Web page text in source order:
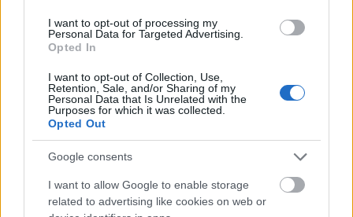
I want to opt-out of processing my
Personal Data for Targeted Advertising.
Opted In
I want to opt-out of Collection, Use,
Retention, Sale, and/or Sharing of my
Personal Data that Is Unrelated with the
Purposes for which it was collected.
Opted Out
Google consents
I want to allow Google to enable storage
related to advertising like cookies on web or
UPDATE1:
kaptunk
Tisztelt Gál Mihály Úr - BKV Figyelő!
A csatoltan elküldött "havi" bérletszelvényt
múlt hét szombaton ( február 2.) vásároltam